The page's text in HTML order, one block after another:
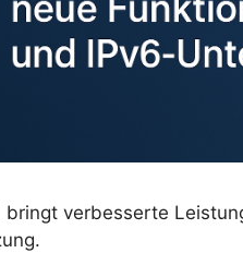
bringt verbesserte